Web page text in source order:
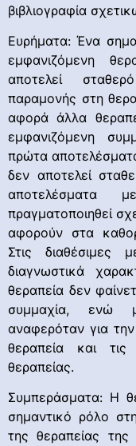
βιβλιογραφία
Ευρήματα: Ένα
εμφανιζόμενη
αποτελεί
παραμονής στη
αφορά άλλα
εμφανιζόμενη
πρώτα
δεν αποτελεί
πραγματοποιηθεί
αφορούν στα
Στις διαθέσιμες
διαγνωστικά
θεραπεία δεν
συμμαχία, ενώ
αναφερόταν για την
θεραπεία και τις
θεραπείας.
Συμπεράσματα: Η
σημαντικό ρόλο
της θεραπείας